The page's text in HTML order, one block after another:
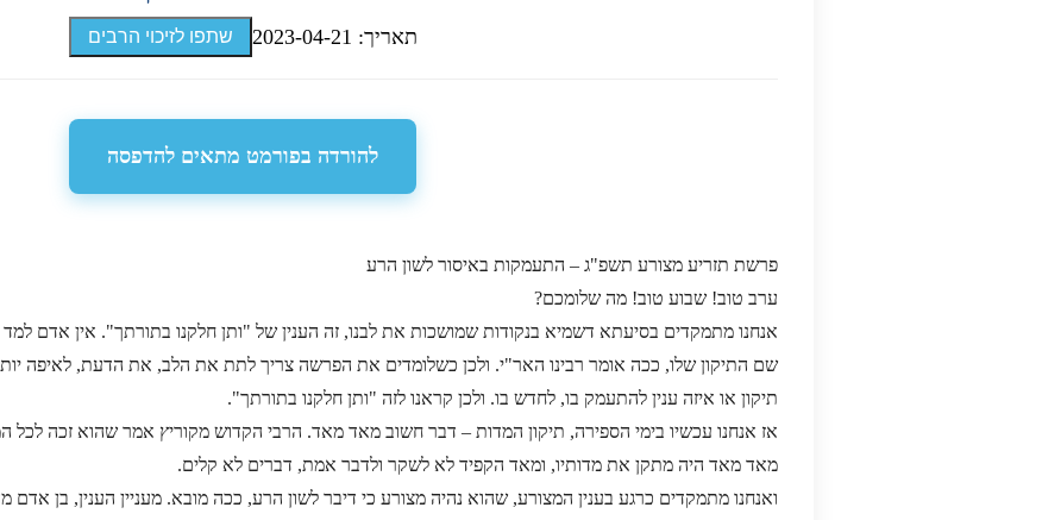
תאריך: 2023-04-21 שתפו לזיכוי הרבים
להורדה בפורמט מתאים להדפסה
פרשת תזריע מצורע תשפ"ג – התעמקות באיסור לשון הרע
ערב טוב! שבוע טוב! מה שלומכם?
אנחנו מתמקדים בסיעתא דשמיא בנקודות שמושכות את לבנו, זה הענין של "ותן חלקנו בתורתך". אין אדם
שם התיקון שלו, ככה אומר רבינו האר"י. ולכן כשלומדים את הפרשה צריך לתת את הלב, את הדעת, לאיפה
תיקון או איזה ענין להתעמק בו, לחדש בו. ולכן קראנו לזה "ותן חלקנו בתורתך".
אז אנחנו עכשיו בימי הספירה, תיקון המדות – דבר חשוב מאד מאד. הרבי הקדוש מקוריץ אמר שהוא זכה לכל
מאד מאד היה מתקן את מדותיו, ומאד הקפיד לא לשקר ולדבר אמת, דברים לא קלים.
ואנחנו מתמקדים כרגע בענין המצורע, שהוא נהיה מצורע כי דיבר לשון הרע, ככה מובא. מעניין הענין, בן